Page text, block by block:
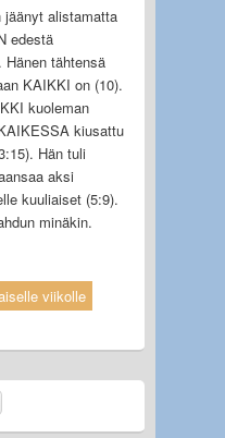
alistamatta
edestä
Hänen tähtensä
KAIKKI on (10).
kuoleman
kiusattu
Hän tuli
aksi
kuuliaiset (5:9).
minäkin.
viikolle